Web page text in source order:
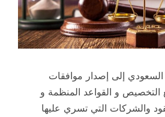
إلى إصدار موافقات
التخصيص و القواعد المنظمة و
والشركات التي تسري عليها